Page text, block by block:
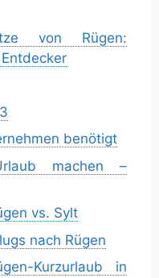
von Rügen:
benötigt
machen –
vs. Sylt
nach Rügen
Kurzurlaub in